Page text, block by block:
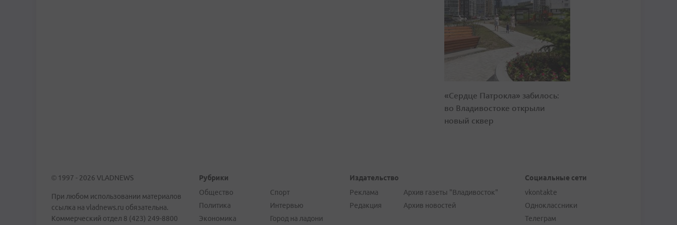
«Сердце Патрокла» забилось:
во Владивостоке открыли
новый сквер
© 1997 - 2026 VLADNEWS
При любом использовании материалов
ссылка на vladnews.ru обязательна.
Коммерческий отдел 8 (423) 249-8800
Рубрики
Общество
Политика
Экономика
Спорт
Интервью
Город на ладони
Издательство
Реклама
Редакция
Архив газеты "Владивосток"
Архив новостей
Социальные сети
vkontakte
Одноклассники
Телеграм